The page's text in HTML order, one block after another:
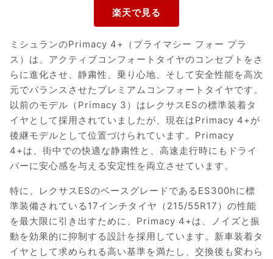
ミシュランのPrimacy 4+（プライマシー フォー プラ
ス）は、アクティブコンフォートタイヤのコンセプトをさ
らに進化させ、静粛性、乗り心地、そして安全性能を高次
元でバランスさせたプレミアムコンフォートタイヤです。
以前のモデル（Primacy 3）はレクサスESの標準装着タ
イヤとして採用されていましたが、現在はPrimacy 4+が
後継モデルとして位置づけられています。Primacy
4+は、街中での快適な静粛性と、高速走行時にもドライ
バーに安心感を与える安定性を両立させています。
特に、レクサスESのベースグレードであるES300hに標
準装備されている17インチタイヤ（215/55R17）の性能
を最大限に引き出すために、Primacy 4+は、ノイズと振
動を効果的に抑制する設計を採用しています。新車装着タ
イヤとして求められる高い基準を満たし、交換後も変わら